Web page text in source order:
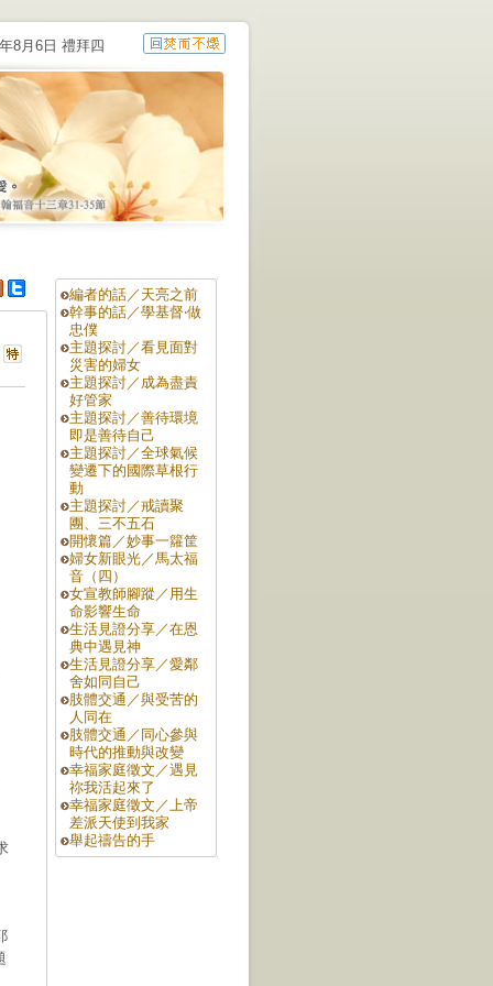
8月6日 禮拜四
編者的話／天亮之前
幹事的話／學基督‧做
忠僕
主題探討／看見面對
災害的婦女
主題探討／成為盡責
好管家
主題探討／善待環境
即是善待自己
主題探討／全球氣候
變遷下的國際草根行
動
主題探討／戒讀聚
團、三不五石
開懷篇／妙事一籮筐
婦女新眼光／馬太福
音（四）
女宣教師腳蹤／用生
命影響生命
生活見證分享／在恩
典中遇見神
生活見證分享／愛鄰
舍如同自己
肢體交通／與受苦的
人同在
肢體交通／同心參與
時代的推動與改變
幸福家庭徵文／遇見
祢我活起來了
幸福家庭徵文／上帝
差派天使到我家
舉起禱告的手